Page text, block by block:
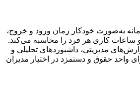
به‌صورت خودکار زمان ورود و خروج،
و ساعات کاری هر فرد را محاسبه می‌کند.
مدیریتی، داشبوردهای تحلیلی و
واحد حقوق و دستمزد در اختیار مدیران